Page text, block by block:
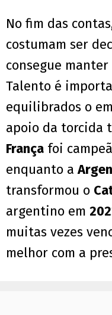
No fim das
costumam ser
consegue
Talento é
equilibrados o
apoio da torcida
França foi
enquanto a
transformou o
argentino em
muitas vezes
melhor com a